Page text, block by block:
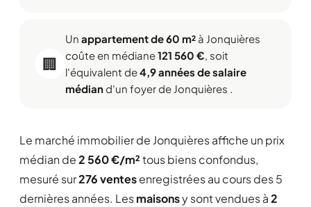
🏢
Un appartement de 60 m² à Jonquières
coûte en médiane121 560 €, soit
l'équivalent de4,9 années de salaire
médiand'un foyer de Jonquières .
Le marché immobilier de Jonquières affiche un prix
médian de2 560 €/m²tous biens confondus,
mesuré sur276 ventesenregistrées au cours des 5
dernières années. Lesmaisonsy sont vendues à2